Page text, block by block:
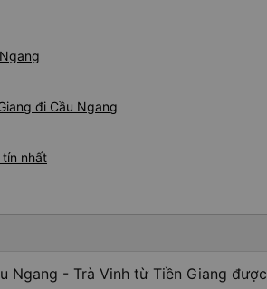
đi Cầu Ngang
nhất
Ngang - Trà Vinh từ Tiền Giang